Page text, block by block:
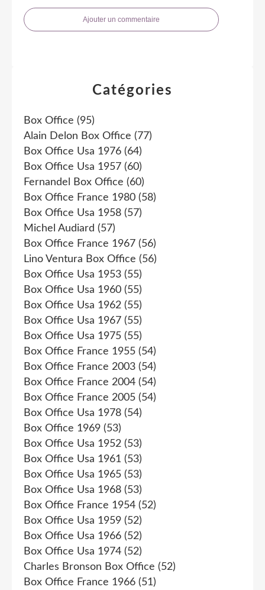
Ajouter un commentaire
Catégories
Box Office (95)
Alain Delon Box Office (77)
Box Office Usa 1976 (64)
Box Office Usa 1957 (60)
Fernandel Box Office (60)
Box Office France 1980 (58)
Box Office Usa 1958 (57)
Michel Audiard (57)
Box Office France 1967 (56)
Lino Ventura Box Office (56)
Box Office Usa 1953 (55)
Box Office Usa 1960 (55)
Box Office Usa 1962 (55)
Box Office Usa 1967 (55)
Box Office Usa 1975 (55)
Box Office France 1955 (54)
Box Office France 2003 (54)
Box Office France 2004 (54)
Box Office France 2005 (54)
Box Office Usa 1978 (54)
Box Office 1969 (53)
Box Office Usa 1952 (53)
Box Office Usa 1961 (53)
Box Office Usa 1965 (53)
Box Office Usa 1968 (53)
Box Office France 1954 (52)
Box Office Usa 1959 (52)
Box Office Usa 1966 (52)
Box Office Usa 1974 (52)
Charles Bronson Box Office (52)
Box Office France 1966 (51)